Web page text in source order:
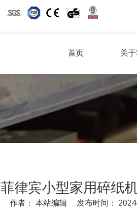
首页 关
菲律宾小型家用碎纸
作者： 本站编辑 发布时间：